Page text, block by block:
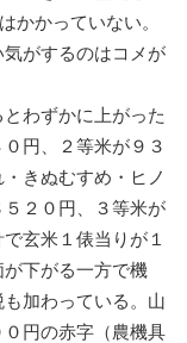
かかっていない。
がするのはコメが
わずかに上がった
円、２等米が９３
きぬむすめ・ヒノ
２０円、３等米が
玄米１俵当りが１
下がる一方で機
加わっている。山
円の赤字（農機具